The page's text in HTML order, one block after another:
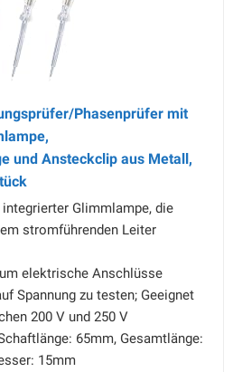
Phasenprüfer mit
und Ansteckclip aus Metall,
Glimmlampe, die
stromführenden Leiter
elektrische Anschlüsse
Spannung zu testen; Geeignet
200 V und 250 V
65mm, Gesamtlänge:
15mm